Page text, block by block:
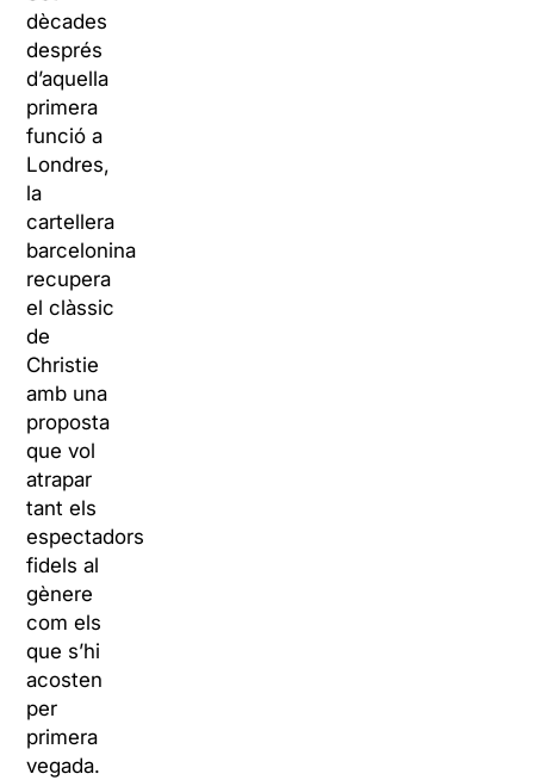
dècades
després
d’aquella
primera
funció a
Londres,
la
cartellera
barcelonina
recupera
el clàssic
de
Christie
amb una
proposta
que vol
atrapar
tant els
espectadors
fidels al
gènere
com els
que s’hi
acosten
per
primera
vegada.